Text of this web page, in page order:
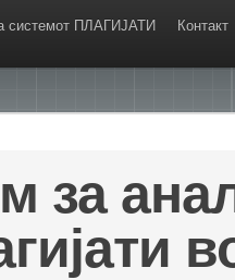
системот ПЛАГИЈАТИ Контакт
за